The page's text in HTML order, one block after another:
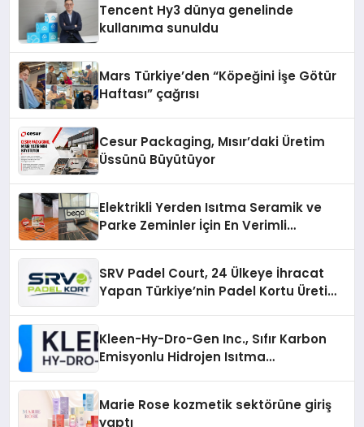
Tencent Hy3 dünya genelinde
kullanıma sunuldu
Mars Türkiye’den “Köpeğini İşe Götür
Haftası” çağrısı
Cesur Packaging, Mısır’daki Üretim
Üssünü Büyütüyor
Elektrikli Yerden Isıtma Seramik ve
Parke Zeminler İçin En Verimli
SRV Padel Court, 24 Ülkeye İhracat
Yapan Türkiye’nin Padel Kortu Üretim
Kleen-Hy-Dro-Gen Inc., Sıfır Karbon
Emisyonlu Hidrojen Isıtma
Marie Rose kozmetik sektörüne giriş
yaptı